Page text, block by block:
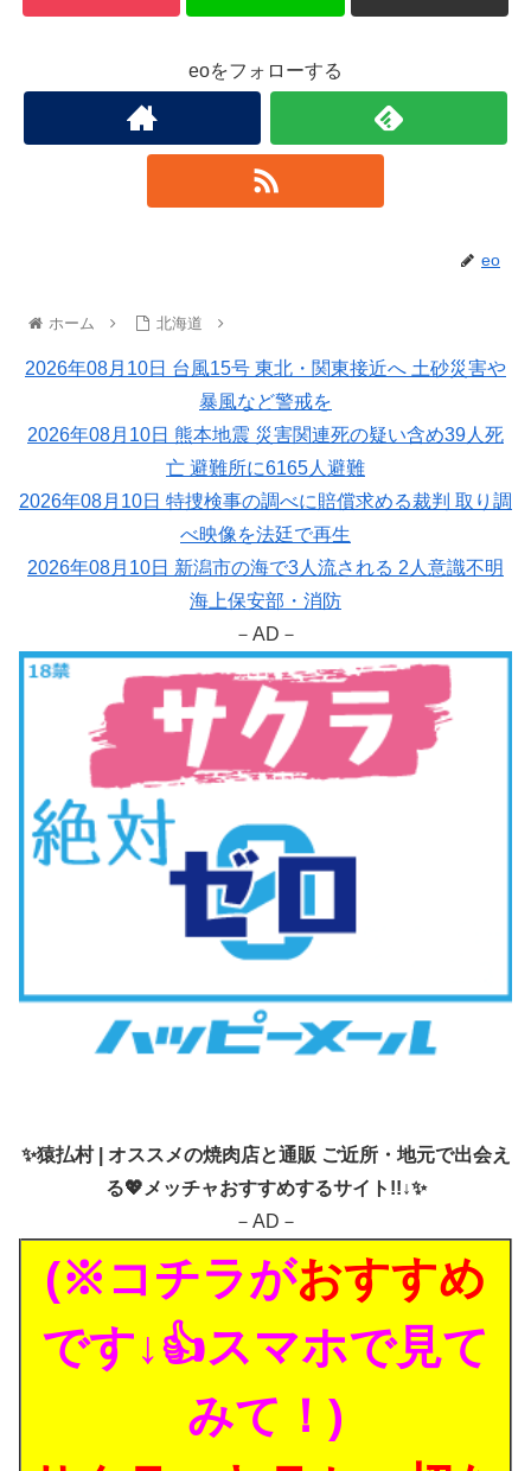
eoをフォローする
eo
ホーム 北海道
2026年08月10日 台風15号 東北・関東接近へ 土砂災害や
暴風など警戒を
2026年08月10日 熊本地震 災害関連死の疑い含め39人死
亡 避難所に6165人避難
2026年08月10日 特捜検事の調べに賠償求める裁判 取り調
べ映像を法廷で再生
2026年08月10日 新潟市の海で3人流される 2人意識不明
海上保安部・消防
－AD－
✨猿払村 | オススメの焼肉店と通販 ご近所・地元で出会え
る💖メッチャおすすめするサイト!!↓✨
－AD－
(※コチラがおすすめ
です↓👍スマホで見て
みて！)